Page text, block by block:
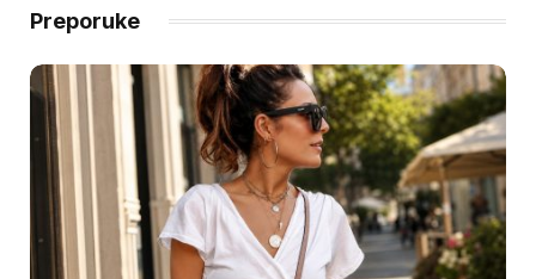
Preporuke